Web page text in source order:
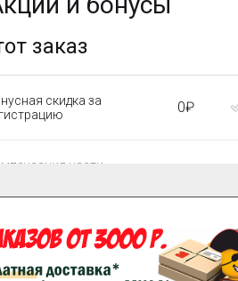
заказ
скидка за
0₽
части
заказ